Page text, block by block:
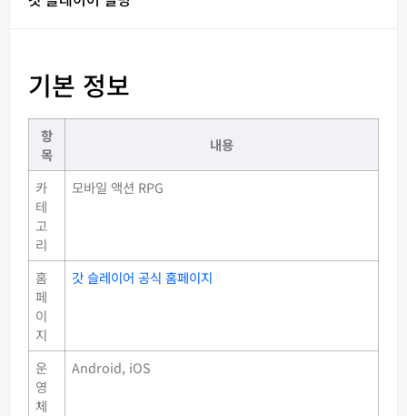
기본 정보
항
목
내용
카
테
고
리
모바일 액션 RPG
홈
페
이
지
갓 슬레이어 공식 홈페이지
운
영
체
Android, iOS